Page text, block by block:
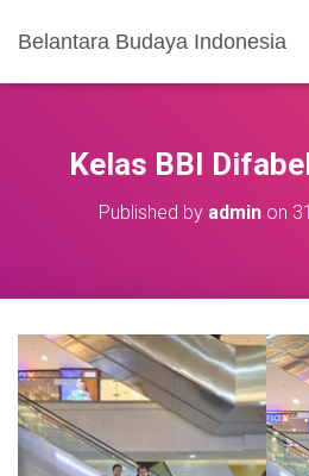
Belantara Budaya Indonesia
Kelas BBI
Published by admin on